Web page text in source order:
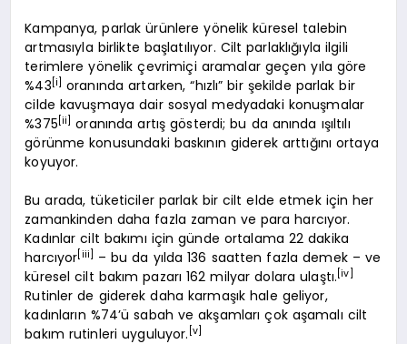
Kampanya, parlak ürünlere yönelik küresel talebin
artmasıyla birlikte başlatılıyor. Cilt parlaklığıyla ilgili
terimlere yönelik çevrimiçi aramalar geçen yıla göre
%43 [i] oranında artarken, “hızlı” bir şekilde parlak bir
cilde kavuşmaya dair sosyal medyadaki konuşmalar
%375 [ii] oranında artış gösterdi; bu da anında ışıltılı
görünme konusundaki baskının giderek arttığını ortaya
koyuyor.
Bu arada, tüketiciler parlak bir cilt elde etmek için her
zamankinden daha fazla zaman ve para harcıyor.
Kadınlar cilt bakımı için günde ortalama 22 dakika
harcıyor[iii] – bu da yılda 136 saatten fazla demek – ve
küresel cilt bakım pazarı 162 milyar dolara ulaştı. [iv]
Rutinler de giderek daha karmaşık hale geliyor,
kadınların %74’ü sabah ve akşamları çok aşamalı cilt
bakım rutinleri uyguluyor. [v]